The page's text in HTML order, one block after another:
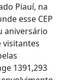
Piauí, na
esse CEP
aniversário
visitantes
1391,293